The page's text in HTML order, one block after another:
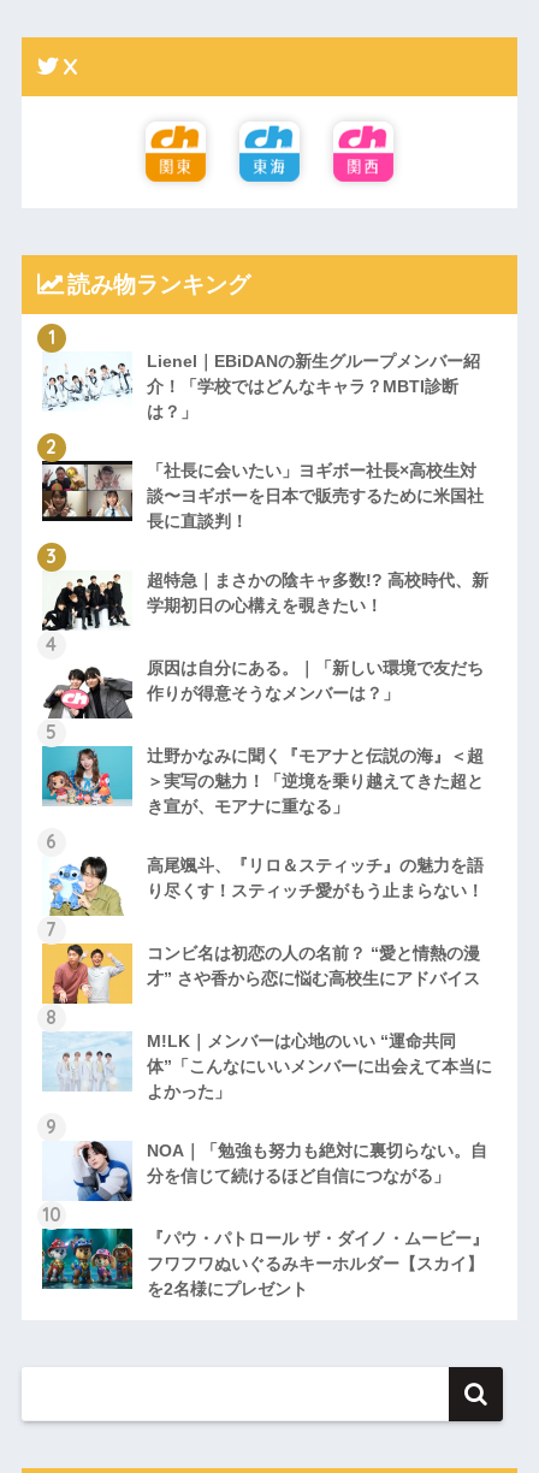
X
読み物ランキング
Lienel｜EBiDANの新生グループメンバー紹
介！「学校ではどんなキャラ？MBTI診断
は？」
「社長に会いたい」ヨギボー社長×高校生対
談〜ヨギボーを日本で販売するために米国社
長に直談判！
超特急｜まさかの陰キャ多数!? 高校時代、新
学期初日の心構えを覗きたい！
原因は自分にある。｜「新しい環境で友だち
作りが得意そうなメンバーは？」
辻野かなみに聞く『モアナと伝説の海』＜超
＞実写の魅力！「逆境を乗り越えてきた超と
き宣が、モアナに重なる」
高尾颯斗、『リロ＆スティッチ』の魅力を語
り尽くす！スティッチ愛がもう止まらない！
コンビ名は初恋の人の名前？ “愛と情熱の漫
才” さや香から恋に悩む高校生にアドバイス
M!LK｜メンバーは心地のいい “運命共同
体”「こんなにいいメンバーに出会えて本当に
よかった」
NOA｜「勉強も努力も絶対に裏切らない。自
分を信じて続けるほど自信につながる」
『パウ・パトロール ザ・ダイノ・ムービー』
フワフワぬいぐるみキーホルダー【スカイ】
を2名様にプレゼント